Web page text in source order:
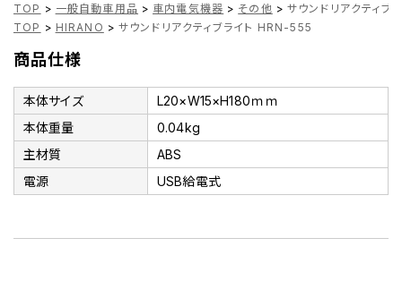
TOP > 一般自動車用品 > 車内電気機器 > その他 > サウンドリアクティ
TOP > HIRANO > サウンドリアクティブライト HRN-555
商品仕様
本体サイズ
L20×W15×H180ｍｍ
本体重量
0.04kg
主材質
ABS
電源
USB給電式